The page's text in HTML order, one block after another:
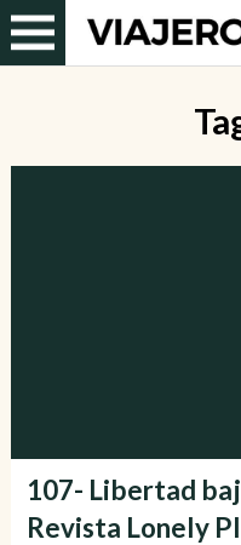
107- Libertad
Revista Lonely